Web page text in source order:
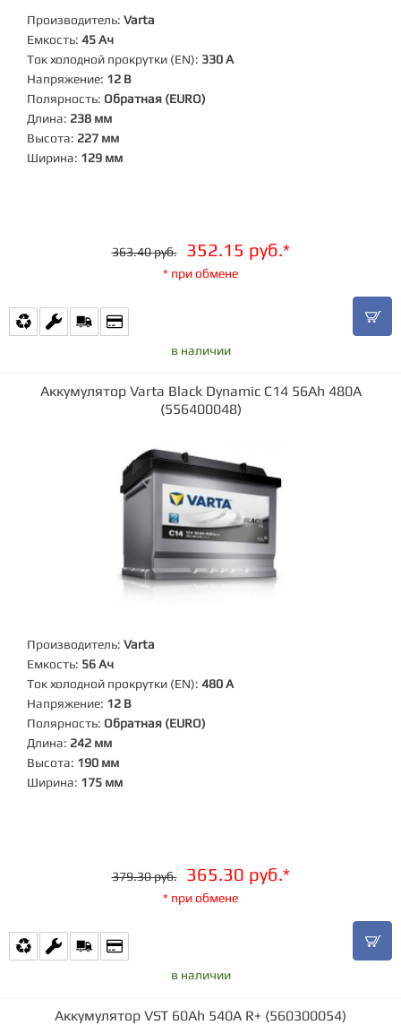
Производитель: Varta
Емкость: 45 Ач
Ток холодной прокрутки (EN): 330 А
Напряжение: 12 В
Полярность: Обратная (EURO)
Длина: 238 мм
Высота: 227 мм
Ширина: 129 мм
363.40 руб. 352.15 руб.*
* при обмене
в наличии
Аккумулятор Varta Black Dynamic C14 56Ah 480A
(556400048)
Производитель: Varta
Емкость: 56 Ач
Ток холодной прокрутки (EN): 480 А
Напряжение: 12 В
Полярность: Обратная (EURO)
Длина: 242 мм
Высота: 190 мм
Ширина: 175 мм
379.30 руб. 365.30 руб.*
* при обмене
в наличии
Аккумулятор VST 60Ah 540A R+ (560300054)